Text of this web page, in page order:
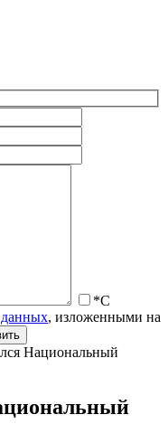
*С
данных, изложенными на
Национальный